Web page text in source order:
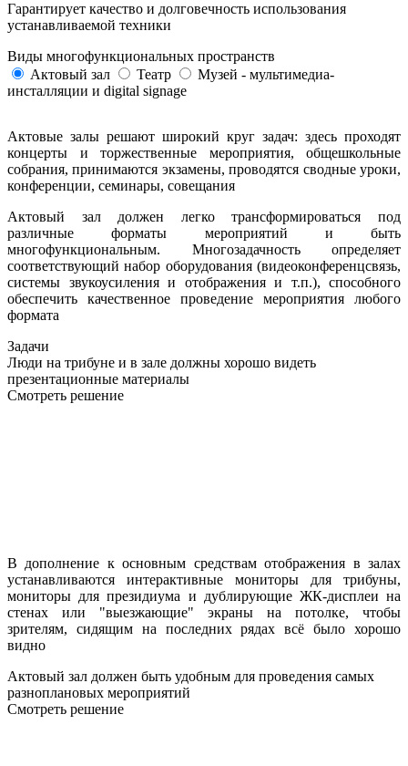
Гарантирует качество и долговечность использования
устанавливаемой техники
Виды многофункциональных пространств
Актовый зал
Театр
Музей - мультимедиа-
инсталляции и digital signage
Актовые залы решают широкий круг задач: здесь проходят
концерты и торжественные мероприятия, общешкольные
собрания, принимаются экзамены, проводятся сводные уроки,
конференции, семинары, совещания
Актовый зал должен легко трансформироваться под
различные форматы мероприятий и быть
многофункциональным. Многозадачность определяет
соответствующий набор оборудования (видеоконференцсвязь,
системы звукоусиления и отображения и т.п.), способного
обеспечить качественное проведение мероприятия любого
формата
Задачи
Люди на трибуне и в зале должны хорошо видеть
презентационные материалы
Смотреть решение
В дополнение к основным средствам отображения в залах
устанавливаются интерактивные мониторы для трибуны,
мониторы для президиума и дублирующие ЖК-дисплеи на
стенах или "выезжающие" экраны на потолке, чтобы
зрителям, сидящим на последних рядах всё было хорошо
видно
Актовый зал должен быть удобным для проведения самых
разноплановых мероприятий
Смотреть решение